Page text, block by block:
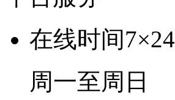
在线时间7×24
周一至周日